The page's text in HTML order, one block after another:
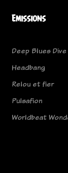
Emissions
Deep Blues Dive
Headbang
Relou et fier
Pulsafion
Worldbeat